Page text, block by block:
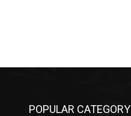
POPULAR CATEGORY